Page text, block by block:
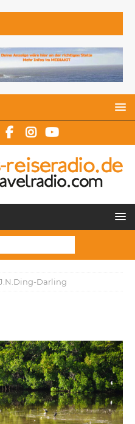
Darling